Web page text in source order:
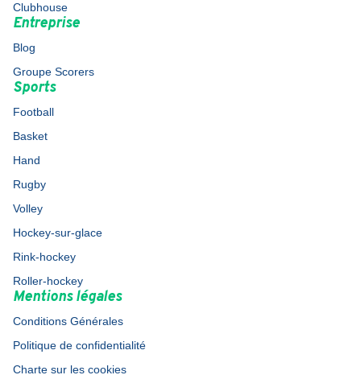
Clubhouse
Entreprise
Blog
Groupe Scorers
Sports
Football
Basket
Hand
Rugby
Volley
Hockey-sur-glace
Rink-hockey
Roller-hockey
Mentions légales
Conditions Générales
Politique de confidentialité
Charte sur les cookies